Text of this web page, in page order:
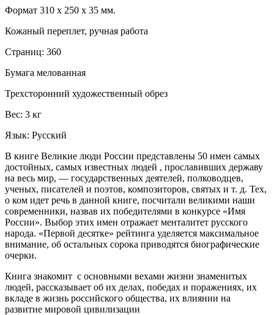
Формат 310 х 250 х 35 мм.
Кожаный переплет, ручная работа
Страниц: 360
Бумага мелованная
Трехсторонний художественный обрез
Вес: 3 кг
Язык: Русский
В книге Великие люди России представлены 50 имен самых
достойных, самых известных людей , прославивших державу
на весь мир, — государственных деятелей, полководцев,
ученых, писателей и поэтов, композиторов, святых и т. д. Тех,
о ком идет речь в данной книге, посчитали великими наши
современники, назвав их победителями в конкурсе «Имя
России». Выбор этих имен отражает менталитет русского
народа. «Первой десятке» рейтинга уделяется максимальное
внимание, об остальных сорока приводятся биографические
очерки.
Книга знакомит с основными вехами жизни знаменитых
людей, рассказывает об их делах, победах и поражениях, их
вкладе в жизнь российского общества, их влиянии на
развитие мировой цивилизации